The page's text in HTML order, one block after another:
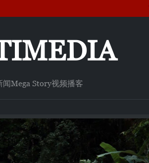
闻Mega Story视频播客